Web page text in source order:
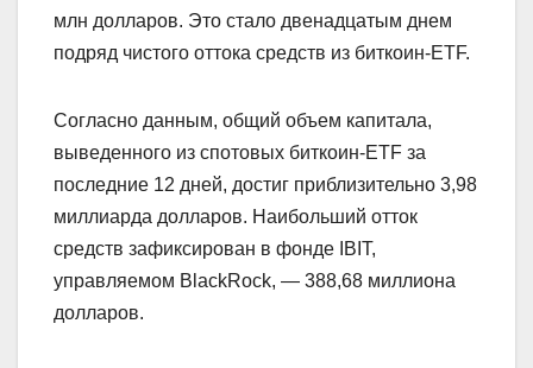
млн долларов. Это стало двенадцатым днем
подряд чистого оттока средств из биткоин-ETF.
Согласно данным, общий объем капитала,
выведенного из спотовых биткоин-ETF за
последние 12 дней, достиг приблизительно 3,98
миллиарда долларов. Наибольший отток
средств зафиксирован в фонде IBIT,
управляемом BlackRock, — 388,68 миллиона
долларов.